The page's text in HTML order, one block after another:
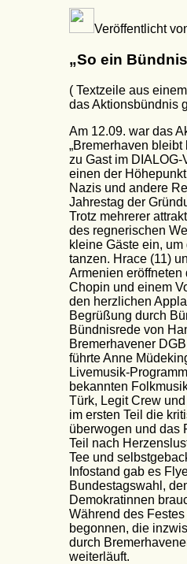
Veröffentlicht
„So ein
( Textzeile aus
das Aktionsbündnis
Am 12.09. war das
„Bremerhaven bleibt
zu Gast im
einen der
Nazis und andere
Jahrestag der
Trotz mehrerer
des regnerischen
kleine Gäste ein,
tanzen. Hrace (11)
Armenien
Chopin und einem
den herzlichen
Begrüßung durch
Bündnisrede von
Bremerhavener
führte Anne
Livemusik-
bekannten
Türk, Legit Crew
im ersten Teil die
überwogen und das
Teil nach
Tee und
Infostand gab es
Bundestagswahl,
Demokratinnen
Während des
begonnen, die
durch
weiterläuft.